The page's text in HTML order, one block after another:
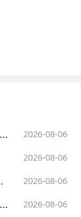
2026-08-06
2026-08-06
2026-08-06
2026-08-06